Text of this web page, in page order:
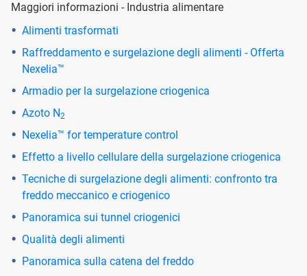
Maggiori informazioni - Industria alimentare
Alimenti trasformati
Raffreddamento e surgelazione degli alimenti - Offerta
Nexelia™
Armadio per la surgelazione criogenica
Azoto N2
Nexelia™ for temperature control
Effetto a livello cellulare della surgelazione criogenica
Tecniche di surgelazione degli alimenti: confronto tra
freddo meccanico e criogenico
Panoramica sui tunnel criogenici
Qualità degli alimenti
Panoramica sulla catena del freddo